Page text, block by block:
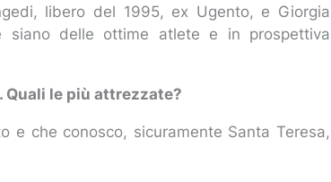
libero del 1995, ex Ugento, e Giorgia
siano delle ottime atlete e in prospettiva
le più attrezzate?
e che conosco, sicuramente Santa Teresa,